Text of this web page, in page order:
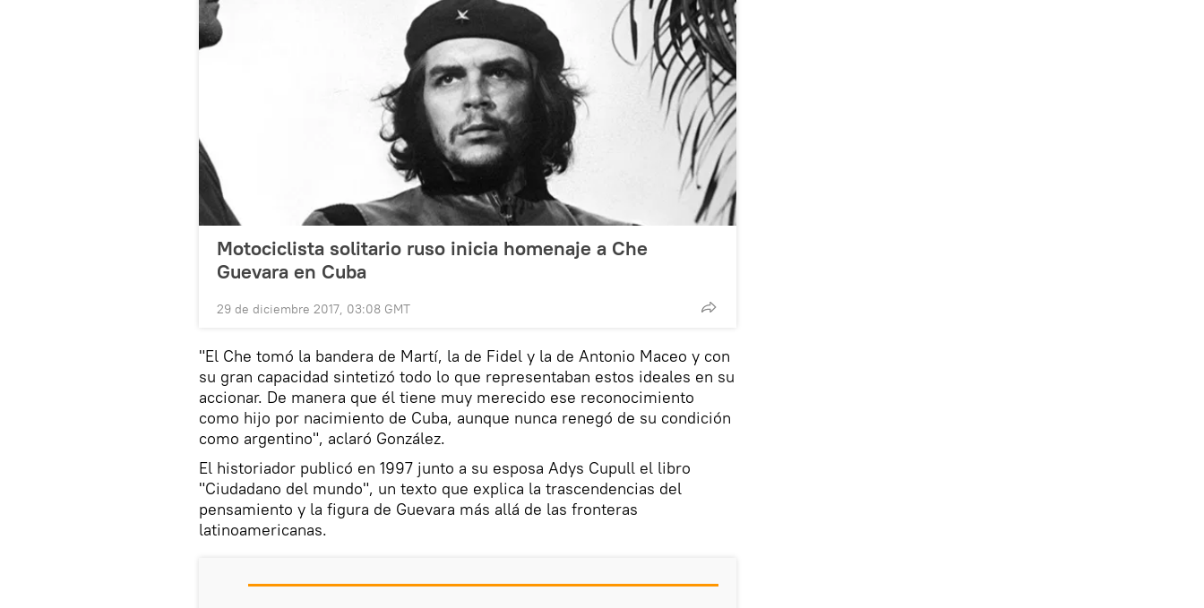
Motociclista solitario ruso inicia homenaje a Che
Guevara en Cuba
29 de diciembre 2017, 03:08 GMT
"El Che tomó la bandera de Martí, la de Fidel y la de Antonio Maceo y con
su gran capacidad sintetizó todo lo que representaban estos ideales en su
accionar. De manera que él tiene muy merecido ese reconocimiento
como hijo por nacimiento de Cuba, aunque nunca renegó de su condición
como argentino", aclaró González.
El historiador publicó en 1997 junto a su esposa Adys Cupull el libro
"Ciudadano del mundo", un texto que explica la trascendencias del
pensamiento y la figura de Guevara más allá de las fronteras
latinoamericanas.